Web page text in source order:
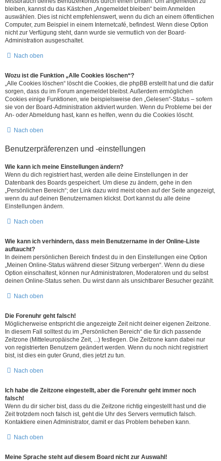
bleiben, kannst du das Kästchen „Angemeldet bleiben“ beim Anmelden
auswählen. Dies ist nicht empfehlenswert, wenn du dich an einem öffentlichen
Computer, zum Beispiel in einem Internetcafé, befindest. Wenn diese Option
nicht zur Verfügung steht, dann wurde sie vermutlich von der Board-
Administration ausgeschaltet.
Nach oben
Wozu ist die Funktion „Alle Cookies löschen“?
„Alle Cookies löschen“ löscht die Cookies, die phpBB erstellt hat und die dafür
sorgen, dass du im Forum angemeldet bleibst. Außerdem ermöglichen
Cookies einige Funktionen, wie beispielsweise den „Gelesen“-Status – sofern
sie von der Board-Administration aktiviert wurden. Wenn du Probleme bei der
An- oder Abmeldung hast, kann es helfen, wenn du die Cookies löscht.
Nach oben
Benutzerpräferenzen und -einstellungen
Wie kann ich meine Einstellungen ändern?
Wenn du dich registriert hast, werden alle deine Einstellungen in der
Datenbank des Boards gespeichert. Um diese zu ändern, gehe in den
„Persönlichen Bereich“; der Link dazu wird meist oben auf der Seite angezeigt,
wenn du auf deinen Benutzernamen klickst. Dort kannst du alle deine
Einstellungen ändern.
Nach oben
Wie kann ich verhindern, dass mein Benutzername in der Online-Liste
auftaucht?
In deinem persönlichen Bereich findest du in den Einstellungen eine Option
„Meinen Online-Status während dieser Sitzung verbergen“. Wenn du diese
Option einschaltest, können nur Administratoren, Moderatoren und du selbst
deinen Online-Status sehen. Du wirst dann als unsichtbarer Besucher gezählt.
Nach oben
Die Forenuhr geht falsch!
Möglicherweise entspricht die angezeigte Zeit nicht deiner eigenen Zeitzone.
In diesem Fall solltest du im „Persönlichen Bereich“ die für dich passende
Zeitzone (Mitteleuropäische Zeit, ...) festlegen. Die Zeitzone kann dabei nur
von registrierten Benutzern geändert werden. Wenn du noch nicht registriert
bist, ist dies ein guter Grund, dies jetzt zu tun.
Nach oben
Ich habe die Zeitzone eingestellt, aber die Forenuhr geht immer noch
falsch!
Wenn du dir sicher bist, dass du die Zeitzone richtig eingestellt hast und die
Zeit trotzdem noch falsch ist, geht die Uhr des Servers vermutlich falsch.
Kontaktiere einen Administrator, damit er das Problem beheben kann.
Nach oben
Meine Sprache steht auf diesem Board nicht zur Auswahl!